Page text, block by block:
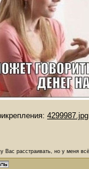
4299987.jpg
Вас расстраивать, но у меня